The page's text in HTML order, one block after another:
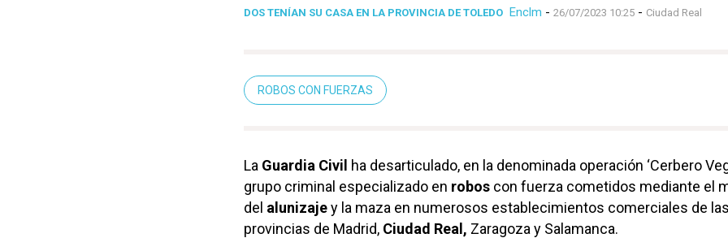
DOS TENÍAN SU CASA EN LA PROVINCIA DE TOLEDO Enclm - 26/07/2023 10:25 - Ciudad Real
ROBOS CON FUERZAS
La Guardia Civil ha desarticulado, en la denominada operación ‘Cerbero
grupo criminal especializado en robos con fuerza cometidos mediante el
del alunizajey la maza en numerosos establecimientos comerciales de
provincias de Madrid, Ciudad Real, Zaragoza y Salamanca.